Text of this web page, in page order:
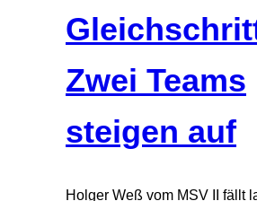
Zwei Teams
steigen auf
Holger Weß vom MSV II fällt